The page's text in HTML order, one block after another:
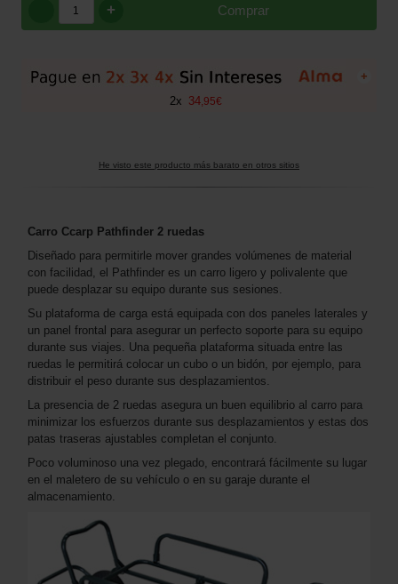
Comprar
+
+
2x 34 95€
He visto este producto más barato en otros sitios
Carro Ccarp Pathfinder 2 ruedas
Diseñado para permitirle mover grandes volúmenes de material
con facilidad, el Pathfinder es un carro ligero y polivalente que
puede desplazar su equipo durante sus sesiones.
Su plataforma de carga está equipada con dos paneles laterales y
un panel frontal para asegurar un perfecto soporte para su equipo
durante sus viajes. Una pequeña plataforma situada entre las
ruedas le permitirá colocar un cubo o un bidón, por ejemplo, para
distribuir el peso durante sus desplazamientos.
La presencia de 2 ruedas asegura un buen equilibrio al carro para
minimizar los esfuerzos durante sus desplazamientos y estas dos
patas traseras ajustables completan el conjunto.
Poco voluminoso una vez plegado, encontrará fácilmente su lugar
en el maletero de su vehículo o en su garaje durante el
almacenamiento.